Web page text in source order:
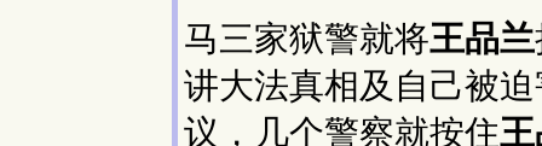
马三家狱警就将王品兰
讲大法真相及自己被
议，几个警察就按住